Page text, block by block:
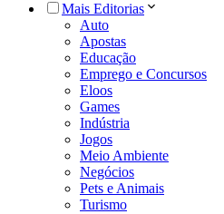
Mais Editorias
Auto
Apostas
Educação
Emprego e Concursos
Eloos
Games
Indústria
Jogos
Meio Ambiente
Negócios
Pets e Animais
Turismo